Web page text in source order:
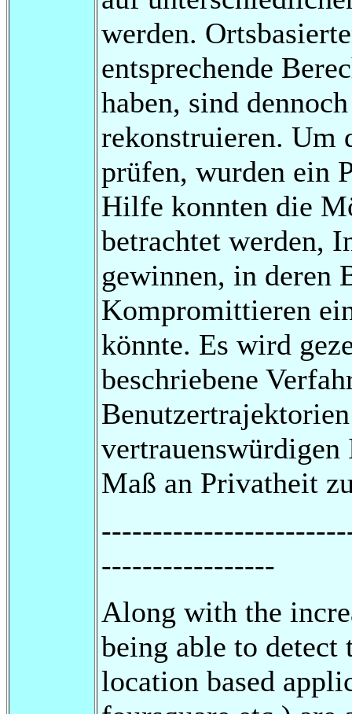
werden.
entsprechende
haben, sind
rekonstruieren. Um
prüfen, wurden ein
Hilfe konnten die
betrachtet werden,
gewinnen, in deren
Kompromittieren
könnte. Es wird
beschriebene
Maß an Privatheit
-----------------
Along with the
being able to
location based